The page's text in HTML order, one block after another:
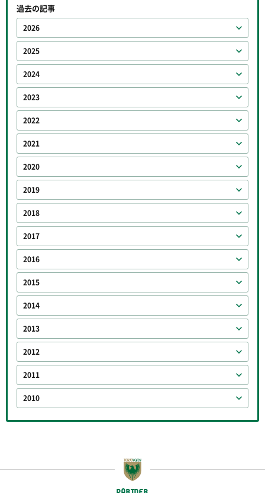
過去の記事
2026
2025
2024
2023
2022
2021
2020
2019
2018
2017
2016
2015
2014
2013
2012
2011
2010